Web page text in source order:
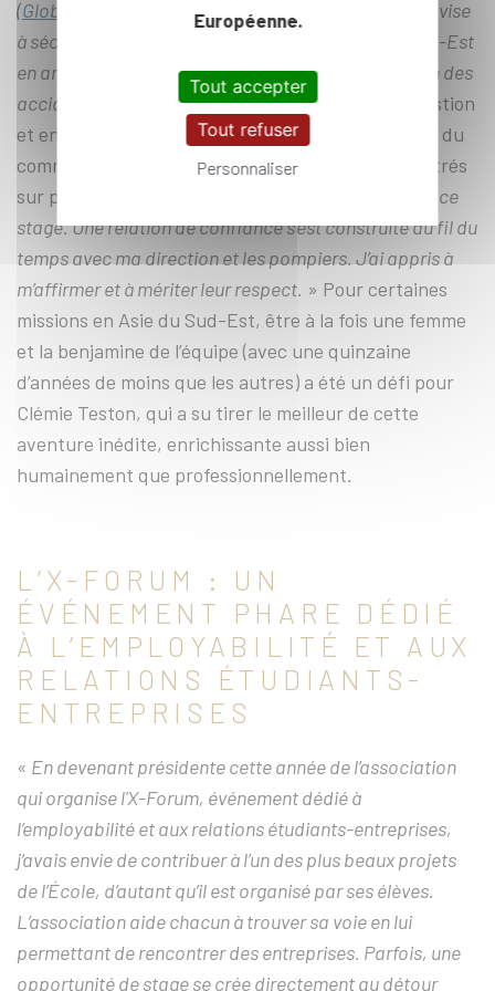
(Global Port Safety
), dont la DCSD est à l’initiative. Il vise
à sécuriser les ports majeurs d’Asie du Sud et du Sud-Est
en améliorant la prévention des risques et la gestion des
accidents.
» Elle acquiert des compétences en gestion
et en pilotage de projets internationaux aux côtés du
commandant Dumaz et des autres cadres rencontrés
sur place. «
J’ai été bien accompagnée au cours de ce
stage. Une relation de confiance s’est construite au fil du
temps avec ma direction et les pompiers. J’ai appris à
m’affirmer et à mériter leur respect. » Pour certaines
missions en Asie du Sud-Est, être à la fois une femme
et la benjamine de l’équipe (avec une quinzaine
d’années de moins que les autres) a été un défi pour
Clémie Teston, qui a su tirer le meilleur de cette
aventure inédite, enrichissante aussi bien
humainement que professionnellement.
L’X-FORUM : UN
ÉVÉNEMENT PHARE DÉDIÉ
À L’EMPLOYABILITÉ ET AUX
RELATIONS ÉTUDIANTS-
ENTREPRISES
« En devenant présidente cette année de l’association
qui organise l'X-Forum, événement dédié à
l’employabilité et aux relations étudiants-entreprises,
j’avais envie de contribuer à l’un des plus beaux projets
de l’École, d’autant qu’il est organisé par ses élèves.
L’association aide chacun à trouver sa voie en lui
permettant de rencontrer des entreprises. Parfois, une
opportunité de stage se crée directement au détour
Européenne.
Tout accepter
Tout refuser
Personnaliser